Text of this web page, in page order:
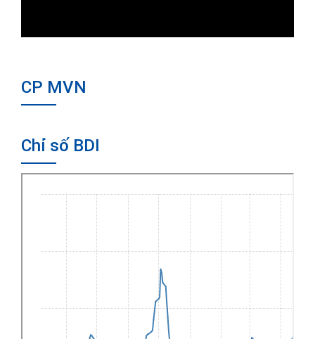
CP MVN
Chỉ số BDI